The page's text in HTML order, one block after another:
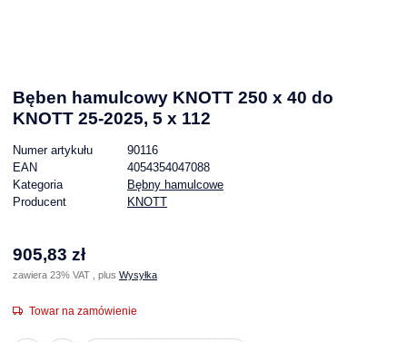
Bęben hamulcowy KNOTT 250 x 40 do
KNOTT 25-2025, 5 x 112
Numer artykułu
90116
EAN
4054354047088
Kategoria
Bębny hamulcowe
Producent
KNOTT
905,83 zł
zawiera 23% VAT , plus Wysyłka
Towar na zamówienie